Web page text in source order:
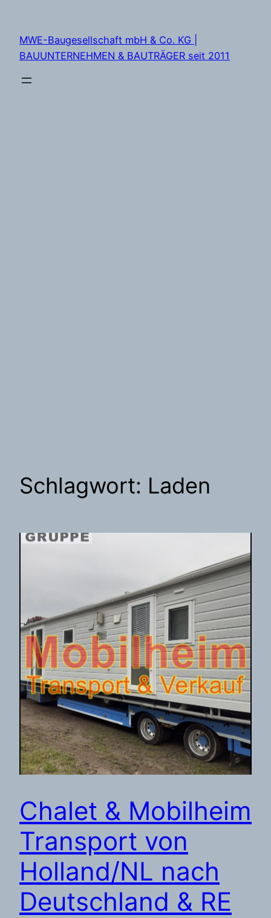
springen
MWE-Baugesellschaft mbH & Co. KG |
BAUUNTERNEHMEN & BAUTRÄGER seit 2011
Schlagwort: Laden
Chalet & Mobilheim
Transport von
Holland/NL nach
Deutschland & RE